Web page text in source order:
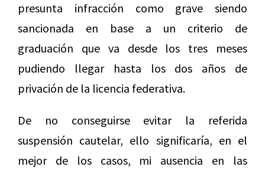
presunta infracción como grave siendo
sancionada en base a un criterio de
graduación que va desde los tres meses
pudiendo llegar hasta los dos años de
privación de la licencia federativa.
De no conseguirse evitar la referida
suspensión cautelar, ello significaría, en el
mejor de los casos, mi ausencia en las